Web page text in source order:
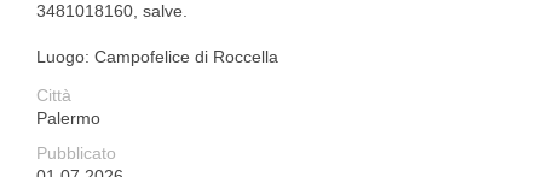
3481018160, salve.
Luogo: Campofelice di Roccella
Città
Palermo
Pubblicato